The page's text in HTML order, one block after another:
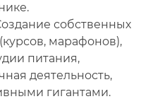
собственных
марафонов),
питания,
деятельность,
гигантами.